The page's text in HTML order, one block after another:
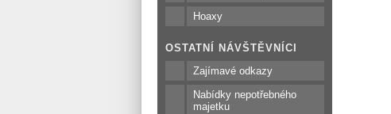
Hoaxy
OSTATNÍ NÁVŠTĚVNÍCI
Zajímavé odkazy
Nabídky nepotřebného
majetku